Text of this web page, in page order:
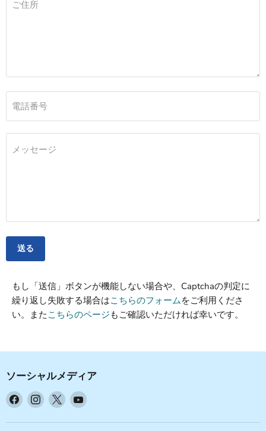
ご住所
電話番号
メッセージ
送る
もし「送信」ボタンが機能しない場合や、Captchaの判定に
繰り返し失敗する場合はこちらのフォームをご利用くださ
い。またこちらのページ もご確認いただければ幸いです。
ソーシャルメディア
Facebook
見
Instagram
見
X
見
YouTube
見